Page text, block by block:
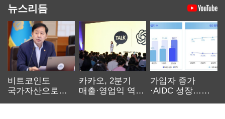
뉴스리듬
비트코인도
국가자산으로…'
카카오, 2분기
매출·영업익 역대
가입자 증가
·AIDC 성장…